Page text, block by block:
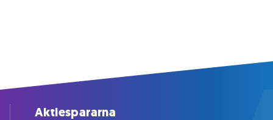
Aktiespararna